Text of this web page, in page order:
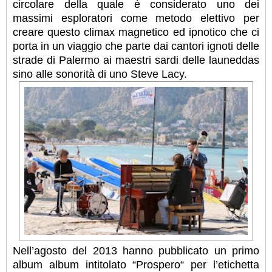
circolare della quale è considerato uno dei
massimi esploratori come metodo elettivo per
creare questo climax magnetico ed ipnotico che ci
porta in un viaggio che parte dai cantori ignoti delle
strade di Palermo ai maestri sardi delle launeddas
sino alle sonorità di uno Steve Lacy.
Nell’agosto del 2013 hanno pubblicato un primo
album album intitolato “Prospero“ per l’etichetta